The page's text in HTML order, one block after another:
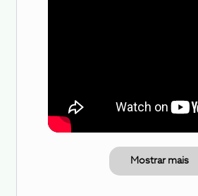
Mostrar mais